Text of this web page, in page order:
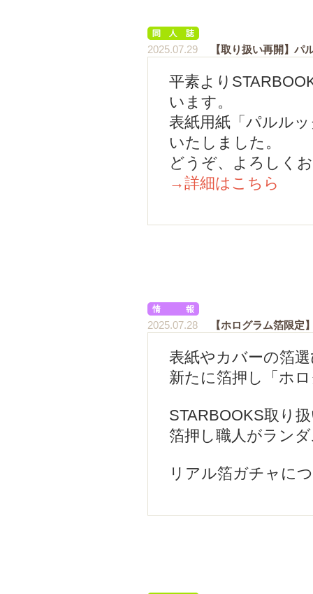
2025.07.29 【取り扱い再開】パ
平素より
います。
表紙用紙「パルル
いたしました。
どうぞ、よろしく
→詳細はこちら
2025.07.28 【ホログラム箔限定
表紙やカバーの箔
新たに箔押し「ホ
STARBOOKS取り
箔押し職人がラン
リアル箔ガチャに